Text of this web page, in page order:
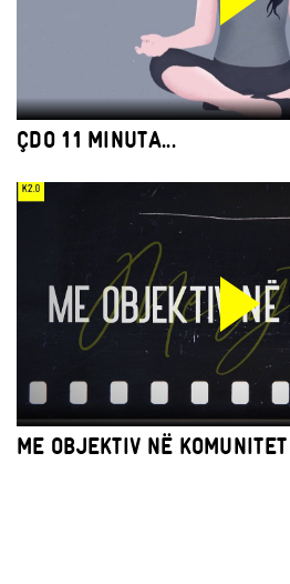
ÇDO 11 MINUTA...
ME OBJEKTIV NË KOMUNITET